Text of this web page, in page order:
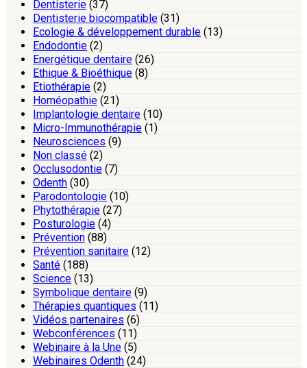
Dentisterie (37)
Dentisterie biocompatible (31)
Ecologie & développement durable (13)
Endodontie (2)
Energétique dentaire (26)
Ethique & Bioéthique (8)
Etiothérapie (2)
Homéopathie (21)
Implantologie dentaire (10)
Micro-Immunothérapie (1)
Neurosciences (9)
Non classé (2)
Occlusodontie (7)
Odenth (30)
Parodontologie (10)
Phytothérapie (27)
Posturologie (4)
Prévention (88)
Prévention sanitaire (12)
Santé (188)
Science (13)
Symbolique dentaire (9)
Thérapies quantiques (11)
Vidéos partenaires (6)
Webconférences (11)
Webinaire à la Une (5)
Webinaires Odenth (24)